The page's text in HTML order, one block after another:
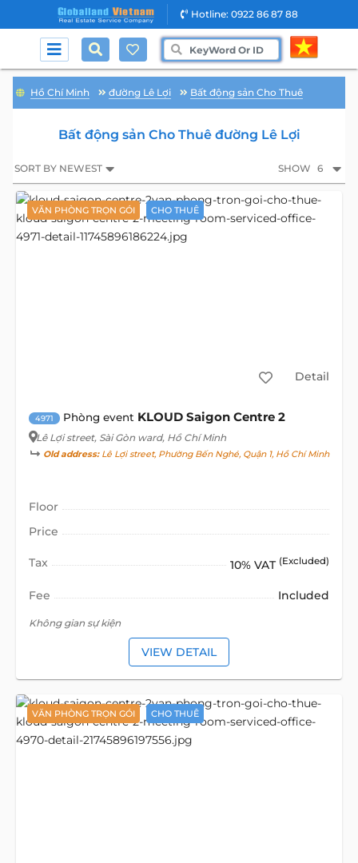
Hotline: 0922 86 87 88
Hồ Chí Minh đường Lê Lợi Bất động sản Cho Thuê
Bất động sản Cho Thuê đường Lê Lợi
SORT BY NEWEST SHOW 6
VĂN PHÒNG TRỌN GÓI CHO THUÊ
Detail
4971 Phòng event KLOUD Saigon Centre 2
Lê Lợi street, Sài Gòn ward, Hồ Chí Minh
Old address:Lê Lợi street, Phường Bến Nghé, Quận 1, Hồ Chí Minh
Floor
Price
Tax 10% VAT (Excluded)
Fee Included
Không gian sự kiện
VIEW DETAIL
VĂN PHÒNG TRỌN GÓI CHO THUÊ